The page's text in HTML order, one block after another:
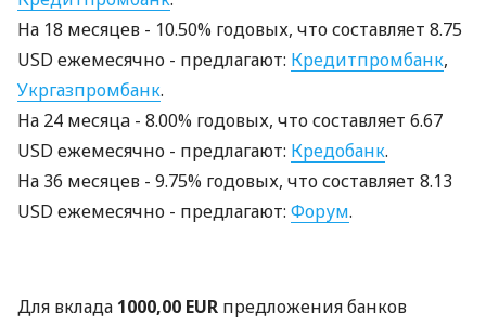
На 18 месяцев - 10.50% годовых, что составляет 8.75
USD ежемесячно - предлагают: Кредитпромбанк,
Укргазпромбанк.
На 24 месяцa - 8.00% годовых, что составляет 6.67
USD ежемесячно - предлагают: Кредобанк.
На 36 месяцев - 9.75% годовых, что составляет 8.13
USD ежемесячно - предлагают: Форум.
Для вклада 1000,00 EUR предложения банков